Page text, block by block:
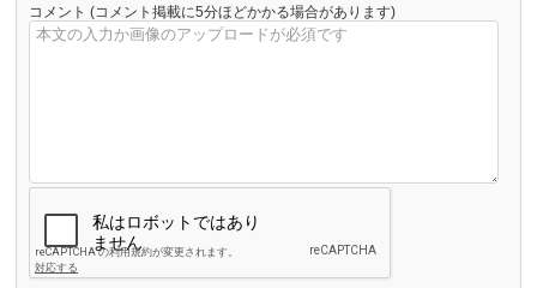
コメント (コメント掲載に5分ほどかかる場合があります)